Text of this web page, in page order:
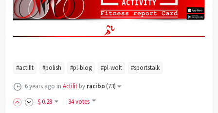
#actifit #polish #pl-blog #pl-wolt #sportstalk
6 years ago in Actifit by racibo(73)
$0.28 34 votes